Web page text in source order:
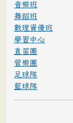
音樂班
舞蹈班
數理資優班
學習中心
直笛團
管樂團
足球隊
籃球隊